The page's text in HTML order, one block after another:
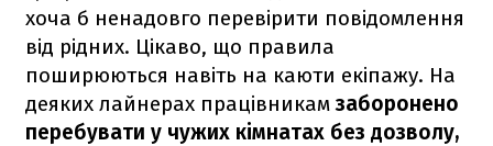
хоча б ненадовго перевірити повідомлення
від рідних. Цікаво, що правила
поширюються навіть на каюти екіпажу. На
деяких лайнерах працівникамзаборонено
перебувати у чужих кімнатах без дозволу,